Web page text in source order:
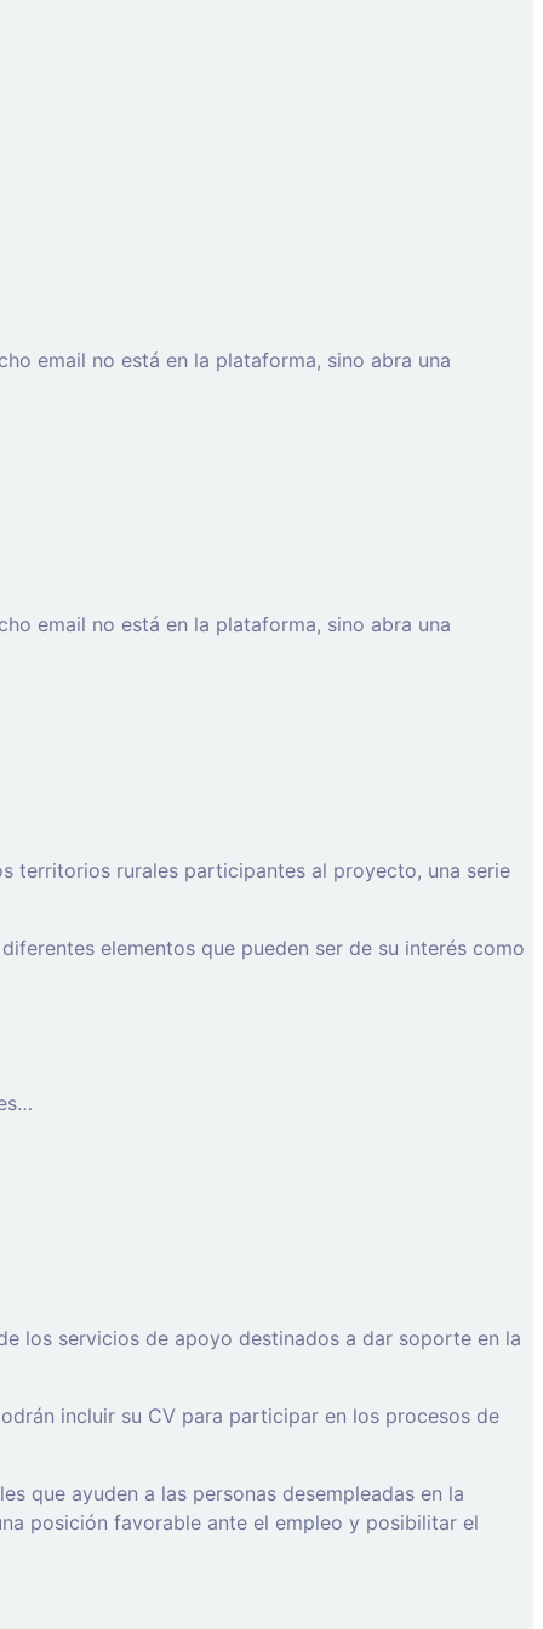
email no está en la plataforma, sino abra una
email no está en la plataforma, sino abra una
territorios rurales participantes al proyecto, una serie
elementos que pueden ser de su interés como
los servicios de apoyo destinados a dar soporte en la
incluir su CV para participar en los procesos de
que ayuden a las personas desempleadas en la
posición favorable ante el empleo y posibilitar el